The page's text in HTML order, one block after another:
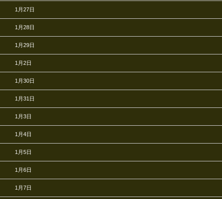
1月27日
1月28日
1月29日
1月2日
1月30日
1月31日
1月3日
1月4日
1月5日
1月6日
1月7日